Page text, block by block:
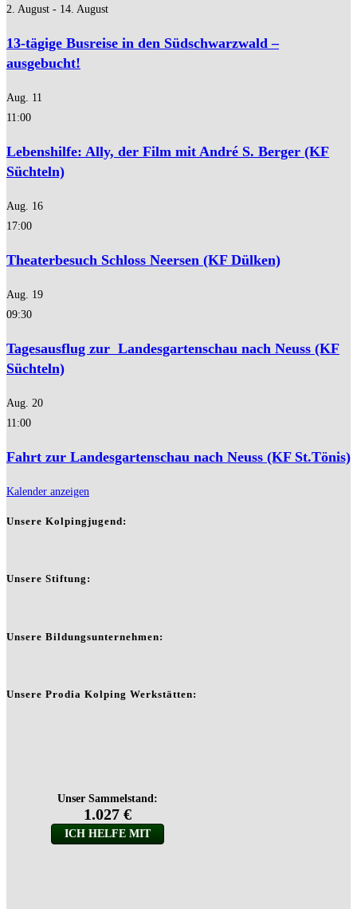
2. August - 14. August
13-tägige Busreise in den Südschwarzwald –
ausgebucht!
Aug. 11
11:00
Lebenshilfe: Ally, der Film mit André S. Berger (KF
Süchteln)
Aug. 16
17:00
Theaterbesuch Schloss Neersen (KF Dülken)
Aug. 19
09:30
Tagesausflug zur Landesgartenschau nach Neuss (KF
Süchteln)
Aug. 20
11:00
Fahrt zur Landesgartenschau nach Neuss (KF St.Tönis)
Kalender anzeigen
Unsere Kolpingjugend:
Unsere Stiftung:
Unsere Bildungsunternehmen:
Unsere Prodia Kolping Werkstätten: